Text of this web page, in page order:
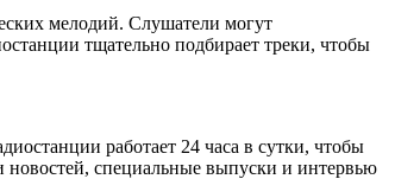
мелодий. Слушатели могут
тщательно подбирает треки, чтобы
работает 24 часа в сутки, чтобы
специальные выпуски и интервью